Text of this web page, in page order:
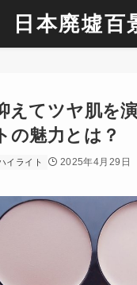
日本廃墟百
えてツヤ肌を
の魅力とは？
イライト 2025年4月29日